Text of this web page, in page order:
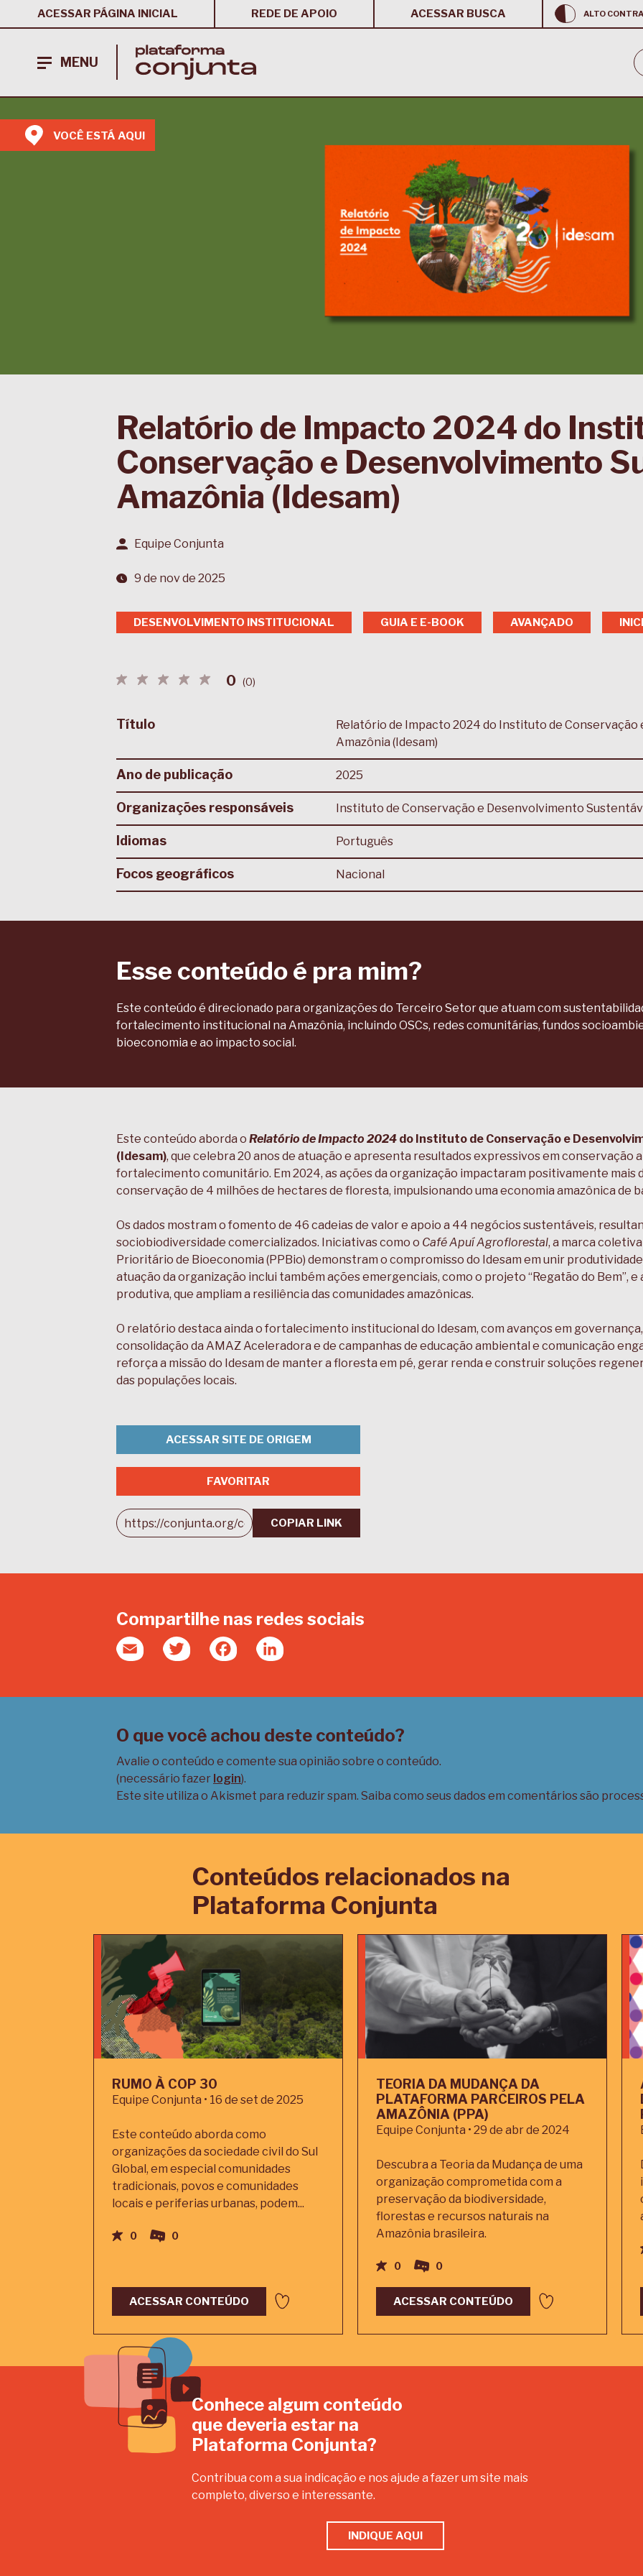
ACESSAR PÁGINA INICIAL REDE DE APOIO ACESSAR BUSCA ALTO
MENU
VOCÊ ESTÁ AQUI
Relatório de Impacto 2024 do
Conservação e Desenvolvimento
Amazônia (Idesam)
Equipe Conjunta
9 de nov de 2025
DESENVOLVIMENTO INSTITUCIONAL GUIA E E-BOOK AVANÇADO
0 (0)
Título
Relatório de Impacto 2024 do Instituto de
Amazônia (Idesam)
Ano de publicação 2025
Organizações responsáveis Instituto de Conservação e Desenvolvimento
Idiomas Português
Focos geográficos Nacional
Esse conteúdo é pra mim?
Este conteúdo é direcionado para organizações do Terceiro Setor que atuam com
fortalecimento institucional na Amazônia, incluindo OSCs, redes comunitárias, fundos
bioeconomia e ao impacto social.
Este conteúdo aborda o Relatório de Impacto 2024 do Instituto de Conservação e
(Idesam), que celebra 20 anos de atuação e apresenta resultados expressivos em conservação
fortalecimento comunitário. Em 2024, as ações da organização impactaram positivamente mais
conservação de 4 milhões de hectares de floresta, impulsionando uma economia amazônica de
Os dados mostram o fomento de 46 cadeias de valor e apoio a 44 negócios sustentáveis,
sociobiodiversidade comercializados. Iniciativas como o Café Apuí Agroflorestal, a marca coletiva
Prioritário de Bioeconomia (PPBio) demonstram o compromisso do Idesam em unir
atuação da organização inclui também ações emergenciais, como o projeto “Regatão do Bem”,
produtiva, que ampliam a resiliência das comunidades amazônicas.
O relatório destaca ainda o fortalecimento institucional do Idesam, com avanços em
consolidação da AMAZ Aceleradora e de campanhas de educação ambiental e comunicação
reforça a missão do Idesam de manter a floresta em pé, gerar renda e construir soluções
das populações locais.
ACESSAR SITE DE ORIGEM
FAVORITAR
COPIAR LINK
Compartilhe nas redes sociais
Email Twitter FacebookLinkedIn
O que você achou deste conteúdo?
Avalie o conteúdo e comente sua opinião sobre o conteúdo.
(necessário fazer login).
Este site utiliza o Akismet para reduzir spam. Saiba como seus dados em comentários são
Conteúdos relacionados na
Plataforma Conjunta
RUMO À COP 30
Equipe Conjunta • 16 de set de 2025
Este conteúdo aborda como
organizações da sociedade civil do Sul
Global, em especial comunidades
tradicionais, povos e comunidades
locais e periferias urbanas, podem...
0 0
ACESSAR CONTEÚDO
TEORIA DA MUDANÇA DA
PLATAFORMA PARCEIROS PELA
AMAZÔNIA (PPA)
Equipe Conjunta • 29 de abr de 2024
Descubra a Teoria da Mudança de uma
organização comprometida com a
preservação da biodiversidade,
florestas e recursos naturais na
Amazônia brasileira.
0 0
ACESSAR CONTEÚDO
Conhece algum conteúdo
que deveria estar na
Plataforma Conjunta?
Contribua com a sua indicação e nos ajude a fazer um site mais
completo, diverso e interessante.
INDIQUE AQUI